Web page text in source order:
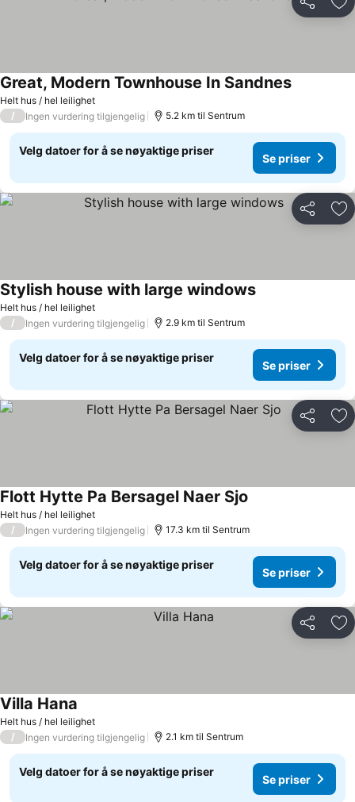
Del
Helt hus / hel leilighet
Great, Modern Townhouse In Sandnes
/ Ingen vurdering tilgjengelig 5.2 km til Sentrum
Velg datoer for å se nøyaktige priser
Se priser
Del
Helt hus / hel leilighet
Stylish house with large windows
/ Ingen vurdering tilgjengelig 2.9 km til Sentrum
Velg datoer for å se nøyaktige priser
Se priser
Del
Helt hus / hel leilighet
Flott Hytte Pa Bersagel Naer Sjo
/ Ingen vurdering tilgjengelig 17.3 km til Sentrum
Velg datoer for å se nøyaktige priser
Se priser
Del
Helt hus / hel leilighet
Villa Hana
/ Ingen vurdering tilgjengelig 2.1 km til Sentrum
Velg datoer for å se nøyaktige priser
Se priser